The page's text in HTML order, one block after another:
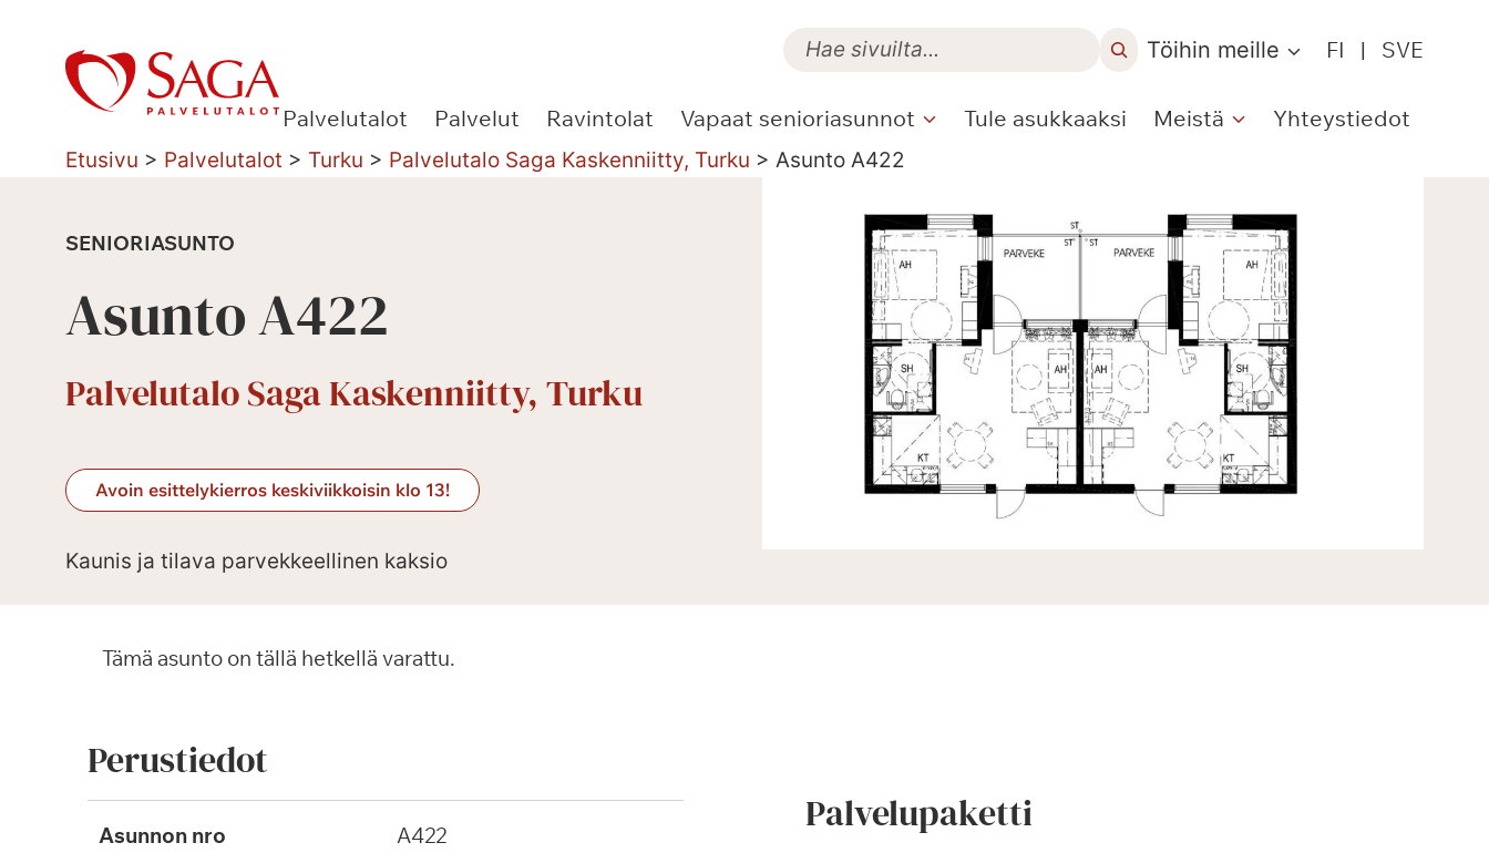
sisältöön
Töihin meille FI | SVE
Palvelutalot Palvelut Ravintolat Vapaat senioriasunnot Tule asukkaaksi Meistä Yhteystiedot
Etusivu > Palvelutalot > Turku > Palvelutalo Saga Kaskenniitty, Turku > Asunto A422
SENIORIASUNTO
Asunto A422
Palvelutalo Saga Kaskenniitty, Turku
Avoin esittelykierros keskiviikkoisin klo 13!
Kaunis ja tilava parvekkeellinen kaksio
Tämä asunto on tällä hetkellä varattu.
Perustiedot
Asunnon nro A422 Palvelupaketti